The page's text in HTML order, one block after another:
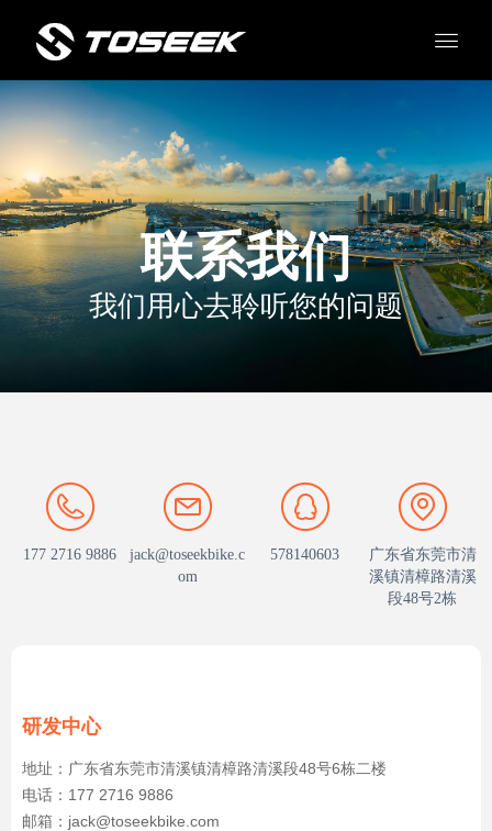
联系我们
我们用心去聆听您的问题
177 2716 9886
jack@toseekbike.c
om
578140603
广东省东莞市清
溪镇清樟路清溪
段48号2栋
研发中心
地址：广东省东莞市清溪镇清樟路清溪段48号6栋二楼
电话：177 2716 9886
邮箱：jack@toseekbike.com